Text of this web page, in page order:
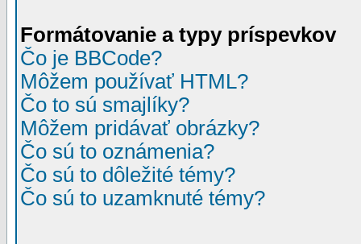
Formátovanie a typy príspevkov
Čo je BBCode?
Môžem používať HTML?
Čo to sú smajlíky?
Môžem pridávať obrázky?
Čo sú to oznámenia?
Čo sú to dôležité témy?
Čo sú to uzamknuté témy?